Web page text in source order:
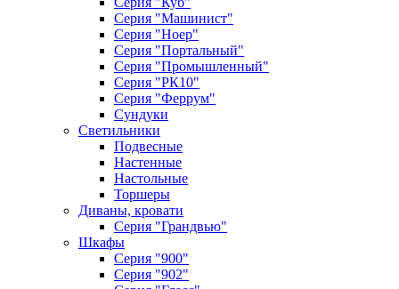
Серия "Машинист"
Серия "Ноер"
Серия "Портальный"
Серия "Промышленный"
Серия "РК10"
Серия "Феррум"
Сундуки
Светильники
Подвесные
Настенные
Настольные
Торшеры
Диваны, кровати
Серия "Грандвью"
Шкафы
Серия "900"
Серия "902"